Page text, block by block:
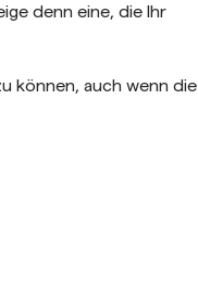
denn eine, die Ihr
können, auch wenn die